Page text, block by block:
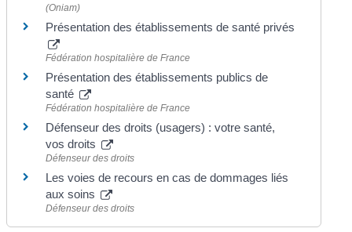
(Oniam)
Présentation des établissements de santé privés
Fédération hospitalière de France
Présentation des établissements publics de
santé
Fédération hospitalière de France
Défenseur des droits (usagers) : votre santé,
vos droits
Défenseur des droits
Les voies de recours en cas de dommages liés
aux soins
Défenseur des droits